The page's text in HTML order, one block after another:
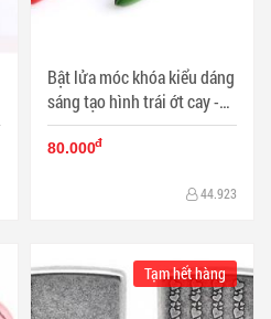
Bật lửa móc khóa kiểu dáng
sáng tạo hình trái ớt cay -
Mã SP: BL09280
80.000đ
44.923
Tạm hết hàng